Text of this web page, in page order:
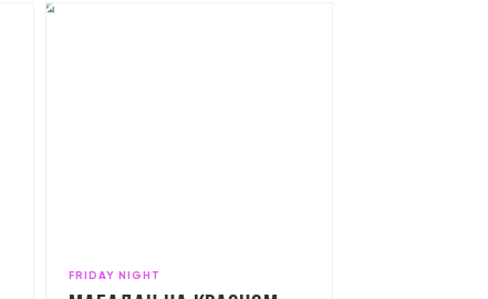
FRIDAY NIGHT